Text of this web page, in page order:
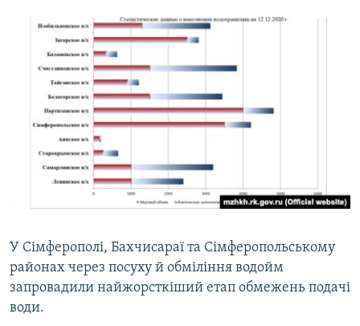
У Сімферополі, Бахчисараї та Сімферопольському
районах через посуху й обміління водойм
запровадили найжорсткіший етап обмежень подачі
води.​